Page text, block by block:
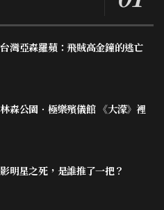
灣亞森羅蘋：飛賊高金鐘的逃亡
森公園．極樂殯儀館 《大濛》裡
明星之死，是誰推了一把？